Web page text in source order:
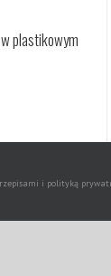
plastikowym
i polityką